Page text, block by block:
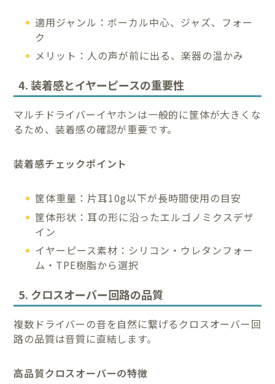
適用ジャンル：ボーカル中心、ジャズ、フォー
ク
メリット：人の声が前に出る、楽器の温かみ
4. 装着感とイヤーピースの重要性
マルチドライバーイヤホンは一般的に筐体が大きくな
るため、装着感の確認が重要です。
装着感チェックポイント
筐体重量：片耳10g以下が長時間使用の目安
筐体形状：耳の形に沿ったエルゴノミクスデザ
イン
イヤーピース素材：シリコン・ウレタンフォー
ム・TPE樹脂から選択
5. クロスオーバー回路の品質
複数ドライバーの音を自然に繋げるクロスオーバー回
路の品質は音質に直結します。
高品質クロスオーバーの特徴